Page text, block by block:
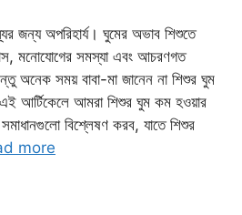
জন্য অপরিহার্য। ঘুমের অভাব শিশুতে
মনোযোগের সমস্যা এবং আচরণগত
অনেক সময় বাবা-মা জানেন না শিশুর ঘুম
আর্টিকেলে আমরা শিশুর ঘুম কম হওয়ার
বিশ্লেষণ করব, যাতে শিশুর
more